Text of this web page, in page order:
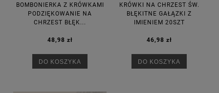
BOMBONIERKA Z KRÓWKAMI
PODZIĘKOWANIE NA
CHRZEST BŁĘK...
48,98 zł
DO KOSZYKA
KRÓWKI NA CHRZEST ŚW.
BŁĘKITNE GAŁĄZKI Z
IMIENIEM 20SZT
46,98 zł
DO KOSZYKA